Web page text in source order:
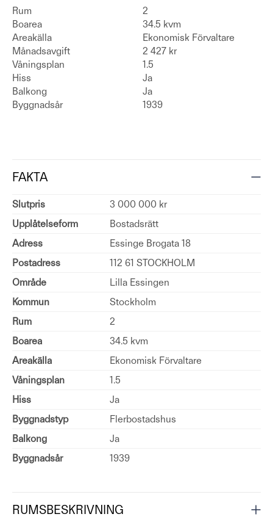
Rum
2
Boarea
34.5 kvm
Areakälla
Ekonomisk Förvaltare
Månadsavgift
2 427 kr
Våningsplan
1.5
Hiss
Ja
Balkong
Ja
Byggnadsår
1939
FAKTA
Slutpris
3 000 000 kr
Upplåtelseform
Bostadsrätt
Adress
Essinge Brogata 18
Postadress
112 61 STOCKHOLM
Område
Lilla Essingen
Kommun
Stockholm
Rum
2
Boarea
34.5 kvm
Areakälla
Ekonomisk Förvaltare
Våningsplan
1.5
Hiss
Ja
Byggnadstyp
Flerbostadshus
Balkong
Ja
Byggnadsår
1939
RUMSBESKRIVNING